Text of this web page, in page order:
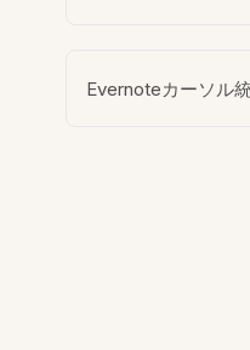
Evernoteカーソル